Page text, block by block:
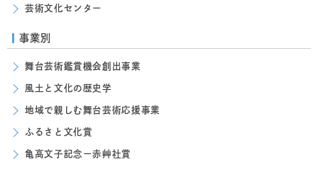
芸術文化センター
事業別
舞台芸術鑑賞機会創出事業
風土と文化の歴史学
地域で親しむ舞台芸術応援事業
ふるさと文化賞
亀高文子記念ー赤艸社賞